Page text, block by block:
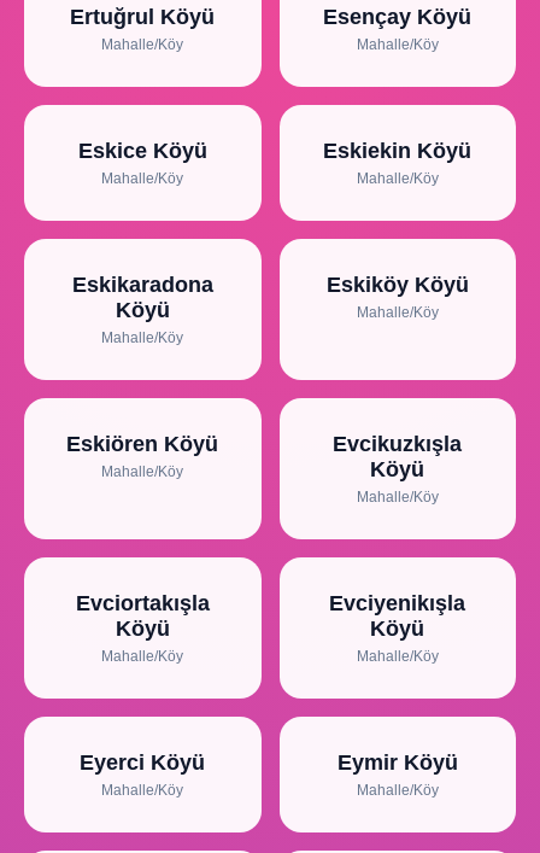
Ertuğrul Köyü
Mahalle/Köy
Esençay Köyü
Mahalle/Köy
Eskice Köyü
Mahalle/Köy
Eskiekin Köyü
Mahalle/Köy
Eskikaradona
Köyü
Mahalle/Köy
Eskiköy Köyü
Mahalle/Köy
Eskiören Köyü
Mahalle/Köy
Evcikuzkışla
Köyü
Mahalle/Köy
Evciortakışla
Köyü
Mahalle/Köy
Evciyenikışla
Köyü
Mahalle/Köy
Eyerci Köyü
Mahalle/Köy
Eymir Köyü
Mahalle/Köy